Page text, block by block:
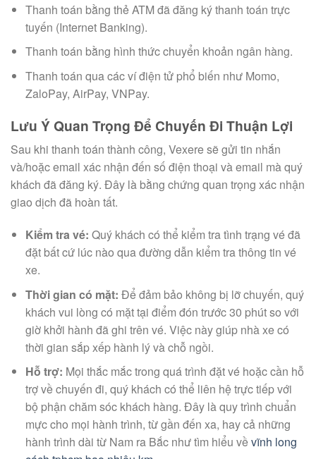
Thanh toán bằng thẻ ATM đã đăng ký thanh toán trực
tuyến (Internet Banking).
Thanh toán bằng hình thức chuyển khoản ngân hàng.
Thanh toán qua các ví điện tử phổ biến như Momo,
ZaloPay, AirPay, VNPay.
Lưu Ý Quan Trọng Để Chuyến Đi Thuận Lợi
Sau khi thanh toán thành công, Vexere sẽ gửi tin nhắn
và/hoặc email xác nhận đến số điện thoại và email mà quý
khách đã đăng ký. Đây là bằng chứng quan trọng xác nhận
giao dịch đã hoàn tất.
Kiểm tra vé: Quý khách có thể kiểm tra tình trạng vé đã
đặt bất cứ lúc nào qua đường dẫn kiểm tra thông tin vé
xe.
Thời gian có mặt: Để đảm bảo không bị lỡ chuyến, quý
khách vui lòng có mặt tại điểm đón trước 30 phút so với
giờ khởi hành đã ghi trên vé. Việc này giúp nhà xe có
thời gian sắp xếp hành lý và chỗ ngồi.
Hỗ trợ: Mọi thắc mắc trong quá trình đặt vé hoặc cần hỗ
trợ về chuyến đi, quý khách có thể liên hệ trực tiếp với
bộ phận chăm sóc khách hàng. Đây là quy trình chuẩn
mực cho mọi hành trình, từ gần đến xa, hay cả những
hành trình dài từ Nam ra Bắc như tìm hiểu vềvĩnh long